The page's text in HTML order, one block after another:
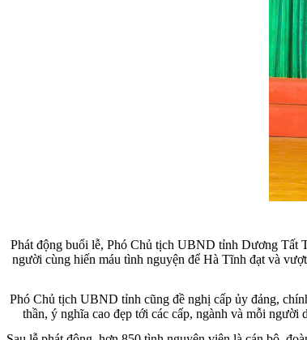
Phát động buổi lễ, Phó Chủ tịch UBND tỉnh Dương Tất
người cùng hiến máu tình nguyện để Hà Tĩnh đạt và
Phó Chủ tịch UBND tỉnh cũng đề nghị cấp ủy đảng,
thần, ý nghĩa cao đẹp tới các cấp, ngành và mỗi